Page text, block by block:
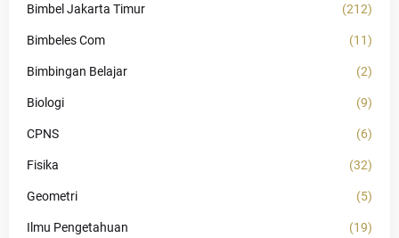
Bimbel Jakarta Timur (212)
Bimbeles Com (11)
Bimbingan Belajar (2)
Biologi (9)
CPNS (6)
Fisika (32)
Geometri (5)
Ilmu Pengetahuan (19)